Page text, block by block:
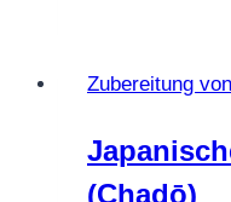
Tee
Zubereitung
(Chadō)